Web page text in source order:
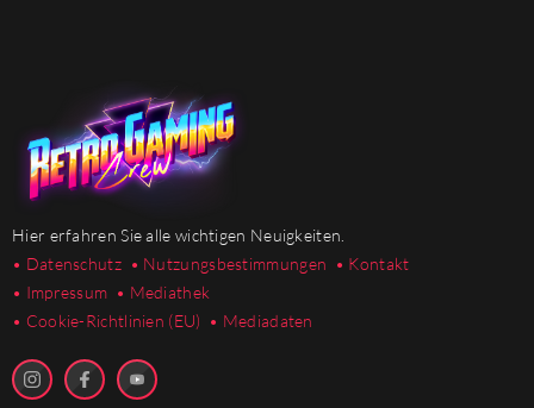
Hier erfahren Sie alle wichtigen Neuigkeiten.
• Datenschutz • Nutzungsbestimmungen • Kontakt
• Impressum • Mediathek
• Cookie-Richtlinien (EU) • Mediadaten